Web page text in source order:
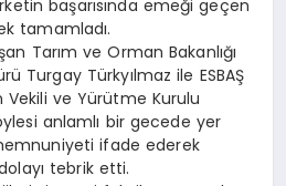
başarısında emeği geçen
tamamladı.
Tarım ve Orman Bakanlığı
Turgay Türkyılmaz ile ESBAŞ
Vekili ve Yürütme Kurulu
anlamlı bir gecede yer
ifade ederek
tebrik etti.